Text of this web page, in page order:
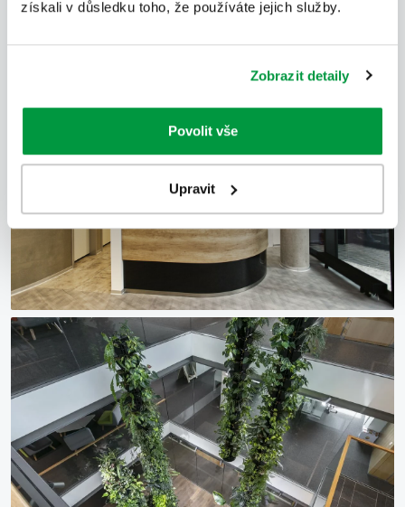
získali v důsledku toho, že používáte jejich služby.
Zobrazit detaily
Povolit vše
Upravit